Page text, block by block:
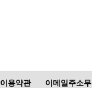
이용약관 이메일주소